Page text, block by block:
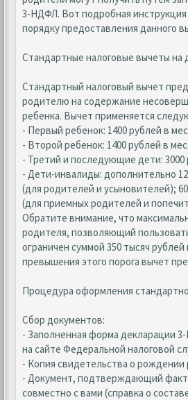
3-НДФЛ. Вот подробная
порядку предоставления данного
Стандартные налоговые вычеты на
Стандартный налоговый вычет
родителю на содержание
ребенка. Вычет применяется
- Первый ребенок: 1400 рублей в
- Второй ребенок: 1400 рублей в
- Третий и последующие дети: 3000
- Дети-инвалиды: дополнительно
(для родителей и усыновителей);
(для приемных родителей и
Обратите внимание, что
родителя, позволяющий
ограничен суммой 350 тысяч рублей
превышения этого порога вычет
Процедура оформления
Сбор документов:
- Заполненная форма декларации
на сайте Федеральной налоговой
- Копия свидетельства о рождении
- Документ, подтверждающий
совместно с вами (справка о